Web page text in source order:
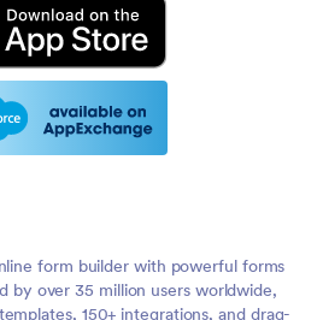
form builder with powerful forms
by over 35 million users worldwide,
150+ integrations, and drag-